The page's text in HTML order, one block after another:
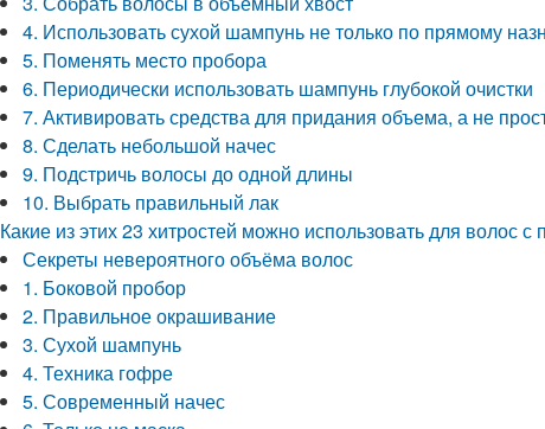
4. Использовать сухой шампунь не только по прямому
5. Поменять место пробора
6. Периодически использовать шампунь глубокой очистки
7. Активировать средства для придания объема, а не
8. Сделать небольшой начес
9. Подстричь волосы до одной длины
10. Выбрать правильный лак
Какие из этих 23 хитростей можно использовать для волос с
Секреты невероятного объёма волос
1. Боковой пробор
2. Правильное окрашивание
3. Сухой шампунь
4. Техника гофре
5. Современный начес